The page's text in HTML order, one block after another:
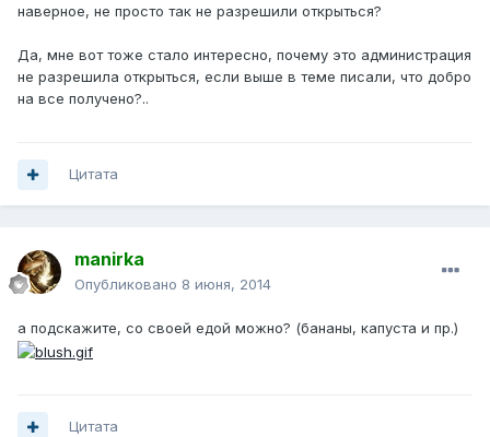
наверное, не просто так не разрешили открыться?
Да, мне вот тоже стало интересно, почему это администрация
не разрешила открыться, если выше в теме писали, что добро
на все получено?..
Цитата
manirka
Опубликовано 8 июня, 2014
а подскажите, со своей едой можно? (бананы, капуста и пр.)
Цитата